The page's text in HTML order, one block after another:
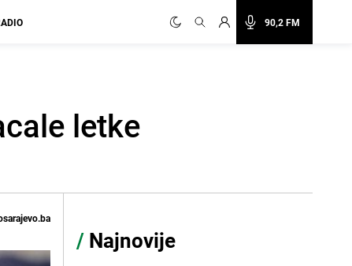
90,2 FM
letke
/ Najnovije